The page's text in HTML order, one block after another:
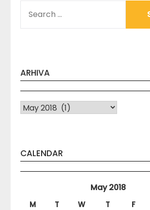
FOR:
ARHIVA
Arhiva
CALENDAR
May 2018
M T W T F